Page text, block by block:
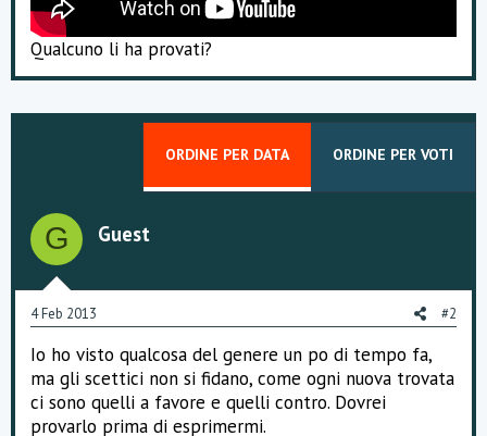
Qualcuno li ha provati?
ORDINE PER DATA ORDINE PER VOTI
G Guest
4 Feb 2013 #2
Io ho visto qualcosa del genere un po di tempo fa,
ma gli scettici non si fidano, come ogni nuova trovata
ci sono quelli a favore e quelli contro. Dovrei
provarlo prima di esprimermi.